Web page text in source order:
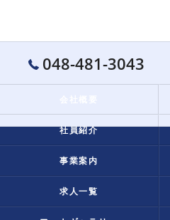
048-481-3043
社員紹介
事業案内
求人一覧